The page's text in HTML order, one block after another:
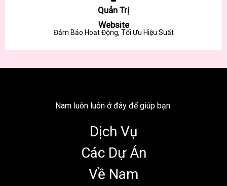
Quản Trị
Website
Đảm Bảo Hoạt Động, Tối Ưu Hiệu Suất
Nam luôn luôn ở đây để giúp bạn.
Dịch Vụ
Các Dự Án
Về Nam